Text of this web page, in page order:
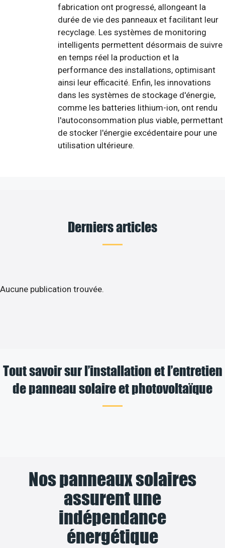
fabrication ont progressé, allongeant la
durée de vie des panneaux et facilitant leur
recyclage. Les systèmes de monitoring
intelligents permettent désormais de suivre
en temps réel la production et la
performance des installations, optimisant
ainsi leur efficacité. Enfin, les innovations
dans les systèmes de stockage d'énergie,
comme les batteries lithium-ion, ont rendu
l'autoconsommation plus viable, permettant
de stocker l'énergie excédentaire pour une
utilisation ultérieure.
Derniers articles
Aucune publication trouvée.
Tout savoir sur l’installation et l’entretien
de panneau solaire et photovoltaïque
Nos panneaux solaires
assurent une
indépendance
énergétique